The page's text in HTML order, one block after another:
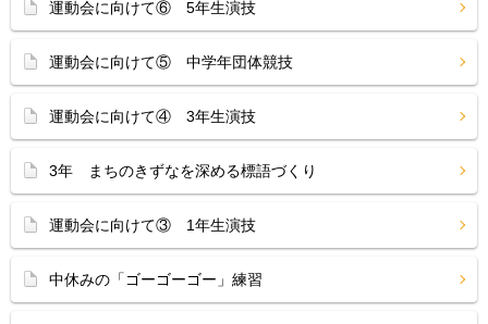
運動会に向けて⑥ 5年生演技
運動会に向けて⑤ 中学年団体競技
運動会に向けて④ 3年生演技
3年 まちのきずなを深める標語づくり
運動会に向けて③ 1年生演技
中休みの「ゴーゴーゴー」練習